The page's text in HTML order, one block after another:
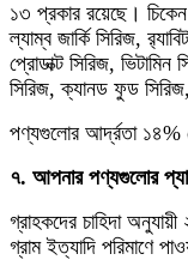
১৩ প্রকার রয়েছে। চিকেন
ল্যাম্ব জার্কি সিরিজ,
প্রোডাক্ট সিরিজ, ভিটামিন
সিরিজ, ক্যানড ফুড
পণ্যগুলোর আর্দ্রতা ১৪%
৭. আপনার পণ্যগুলোর
গ্রাহকদের চাহিদা
গ্রাম ইত্যাদি পরিমাণে